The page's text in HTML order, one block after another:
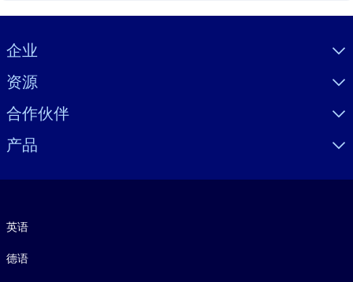
Visually hidden Text
企业
资源
合作伙伴
产品
英语
德语